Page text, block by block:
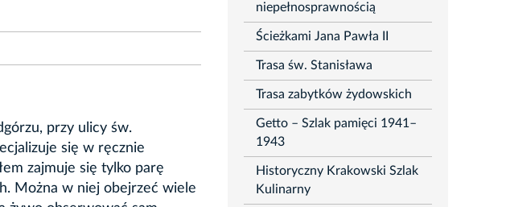
przy ulicy św.
się w ręcznie
zajmuje się tylko parę
Można w niej obejrzeć wiele
niepełnosprawnością
Ścieżkami Jana Pawła II
Trasa św. Stanisława
Trasa zabytków żydowskich
Getto – Szlak pamięci 1941–
1943
Historyczny Krakowski Szlak
Kulinarny